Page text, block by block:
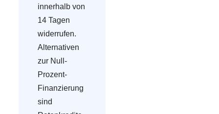
innerhalb von
14 Tagen
widerrufen.
Alternativen
zur Null-
Prozent-
Finanzierung
sind